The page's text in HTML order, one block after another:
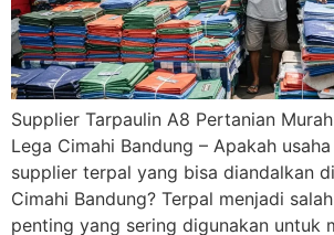
Supplier Tarpaulin A8 Pertanian
Lega Cimahi Bandung – Apakah
supplier terpal yang bisa diandalkan
Cimahi Bandung? Terpal menjadi
penting yang sering digunakan untuk